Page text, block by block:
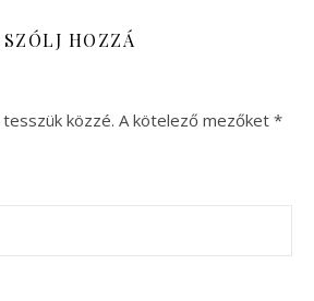
SZÓLJ HOZZÁ
közzé. A kötelező mezőket *